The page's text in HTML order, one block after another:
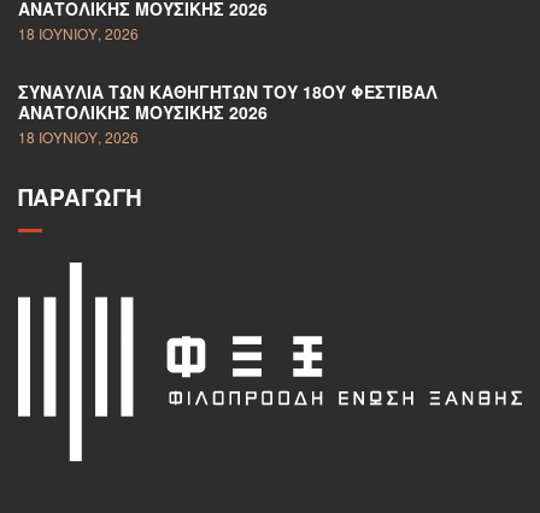
ΑΝΑΤΟΛΙΚΉΣ ΜΟΥΣΙΚΉΣ 2026
18 ΙΟΥΝΊΟΥ, 2026
ΣΥΝΑΥΛΊΑ ΤΩΝ ΚΑΘΗΓΗΤΏΝ ΤΟΥ 18ΟΥ ΦΕΣΤΙΒΆΛ
ΑΝΑΤΟΛΙΚΉΣ ΜΟΥΣΙΚΉΣ 2026
18 ΙΟΥΝΊΟΥ, 2026
ΠΑΡΑΓΩΓΉ